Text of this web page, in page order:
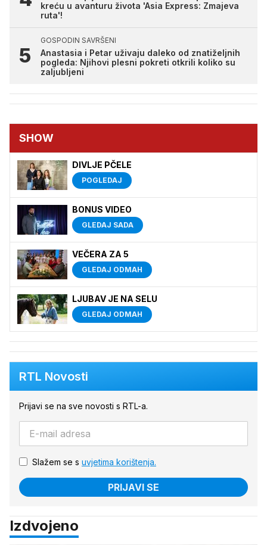
kreću u avanturu života 'Asia Express: Zmajeva
ruta'!
GOSPODIN SAVRŠENI
Anastasia i Petar uživaju daleko od znatiželjnih
pogleda: Njihovi plesni pokreti otkrili koliko su
zaljubljeni
SHOW
DIVLJE PČELE
POGLEDAJ
BONUS VIDEO
GLEDAJ SADA
VEČERA ZA 5
GLEDAJ ODMAH
LJUBAV JE NA SELU
GLEDAJ ODMAH
RTL Novosti
Prijavi se na sve novosti s RTL-a.
Slažem se s uvjetima korištenja.
PRIJAVI SE
Izdvojeno